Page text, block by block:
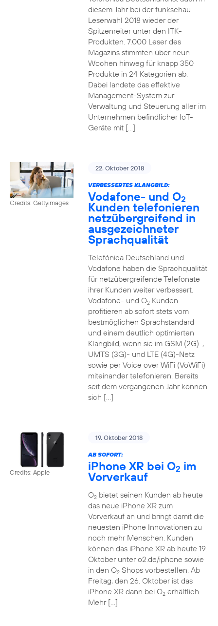
diesem Jahr bei der funkschau
Leserwahl 2018 wieder der
Spitzenreiter unter den ITK-
Produkten. 7.000 Leser des
Magazins stimmten über neun
Wochen hinweg für knapp 350
Produkte in 24 Kategorien ab.
Dabei landete das effektive
Management-System zur
Verwaltung und Steuerung aller im
Unternehmen befindlicher IoT-
Geräte mit […]
Credits: Gettyimages
22. Oktober 2018
VERBESSERTES KLANGBILD:
Vodafone- und O2
Kunden telefonieren
netzübergreifend in
ausgezeichneter
Sprachqualität
Telefónica Deutschland und
Vodafone haben die Sprachqualität
für netzübergreifende Telefonate
ihrer Kunden weiter verbessert.
Vodafone- und O2Kunden
profitieren ab sofort stets vom
bestmöglichen Sprachstandard
und einem deutlich optimierten
Klangbild, wenn sie im GSM (2G)-,
UMTS (3G)- und LTE (4G)-Netz
sowie per Voice over WiFi (VoWiFi)
miteinander telefonieren. Bereits
seit dem vergangenen Jahr können
sich […]
Credits: Apple
19. Oktober 2018
AB SOFORT:
iPhone XR bei O2 im
Vorverkauf
O2bietet seinen Kunden ab heute
das neue iPhone XR zum
Vorverkauf an und bringt damit die
neuesten iPhone Innovationen zu
noch mehr Menschen. Kunden
können das iPhone XR ab heute 19.
Oktober unter o2.de/iphone sowie
in den O2Shops vorbestellen. Ab
Freitag, den 26. Oktober ist das
iPhone XR dann bei O2erhältlich.
Mehr […]